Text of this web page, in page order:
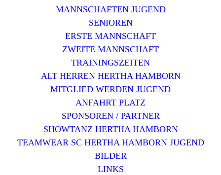
MANNSCHAFTEN JUGEND
SENIOREN
ERSTE MANNSCHAFT
ZWEITE MANNSCHAFT
TRAININGSZEITEN
ALT HERREN HERTHA HAMBORN
MITGLIED WERDEN JUGEND
ANFAHRT PLATZ
SPONSOREN / PARTNER
SHOWTANZ HERTHA HAMBORN
TEAMWEAR SC HERTHA HAMBORN JUGEND
BILDER
LINKS